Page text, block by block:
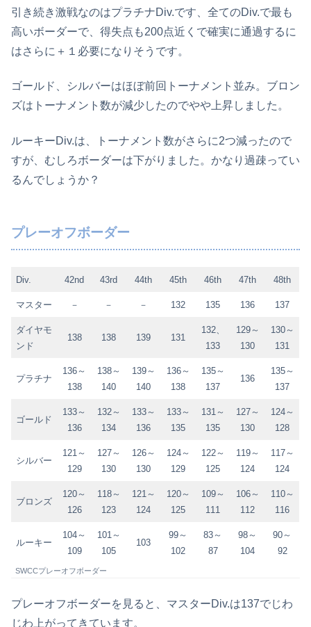
引き続き激戦なのはプラチナDiv.です、全てのDiv.で最も
高いボーダーで、得失点も200点近くで確実に通過するに
はさらに＋１必要になりそうです。
ゴールド、シルバーはほぼ前回トーナメント並み。ブロン
ズはトーナメント数が減少したのでやや上昇しました。
ルーキーDiv.は、トーナメント数がさらに2つ減ったので
すが、むしろボーダーは下がりました。かなり過疎ってい
るんでしょうか？
プレーオフボーダー
Div. 42nd 43rd 44th 45th 46th 47th 48th
マスター － － － 132 135 136 137
ダイヤモ
ンド
138 138 139 131
132、
133
129～
130
130～
131
プラチナ
136～
138
138～
140
139～
140
136～
138
135～
137
136
135～
137
ゴールド
133～
136
132～
134
133～
136
133～
135
131～
135
127～
130
124～
128
シルバー
121～
129
127～
130
126～
130
124～
129
122～
125
119～
124
117～
124
ブロンズ
120～
126
118～
123
121～
124
120～
125
109～
111
106～
112
110～
116
ルーキー
104～
109
101～
105
103
99～
102
83～
87
98～
104
90～
92
SWCCプレーオフボーダー
プレーオフボーダーを見ると、マスターDiv.は137でじわ
じわ上がってきています。